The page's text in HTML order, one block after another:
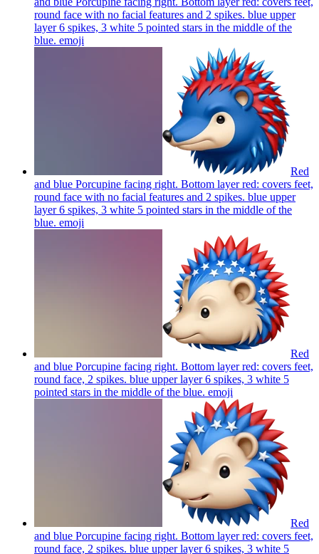
round face with no facial features and 2 spikes. blue upper
layer 6 spikes, 3 white 5 pointed stars in the middle of the
blue. emoji
Red
and blue Porcupine facing right. Bottom layer red: covers feet,
round face with no facial features and 2 spikes. blue upper
layer 6 spikes, 3 white 5 pointed stars in the middle of the
blue. emoji
Red
and blue Porcupine facing right. Bottom layer red: covers feet,
round face, 2 spikes. blue upper layer 6 spikes, 3 white 5
pointed stars in the middle of the blue. emoji
Red
and blue Porcupine facing right. Bottom layer red: covers feet,
round face, 2 spikes. blue upper layer 6 spikes, 3 white 5